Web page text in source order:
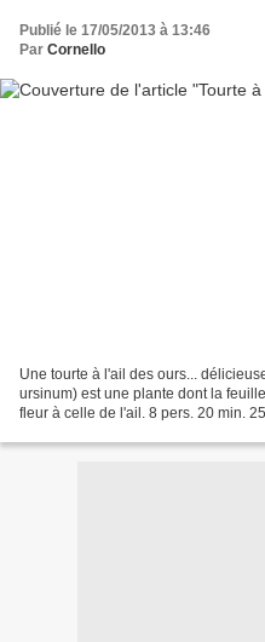
Publié le 17/05/2013 à 13:46
Par Cornello
Une tourte à l'ail des ours...
ursinum) est une plante dont la
fleur à celle de l'ail. 8 pers. 20 min.